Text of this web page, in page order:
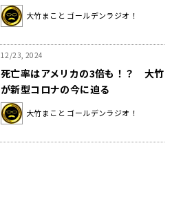
状
大竹まこと ゴールデンラジオ！
12/23, 2024
死亡率はアメリカの3倍も！？ 大竹
が新型コロナの今に迫る
大竹まこと ゴールデンラジオ！